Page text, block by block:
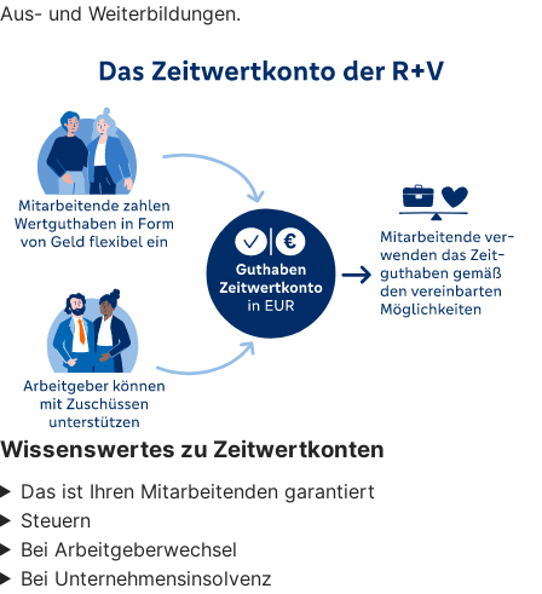
Aus- und Weiterbildungen.
Wissenswertes zu Zeitwertkonten
Das ist Ihren Mitarbeitenden garantiert
Steuern
Bei Arbeitgeberwechsel
Bei Unternehmensinsolvenz